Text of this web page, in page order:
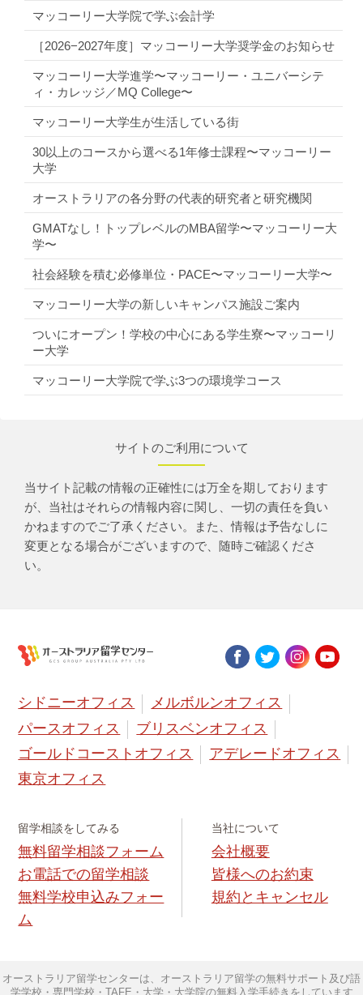
マッコーリー大学院で学ぶ会計学
［2026−2027年度］マッコーリー大学奨学金のお知らせ
マッコーリー大学進学〜マッコーリー・ユニバーシテ
ィ・カレッジ／MQ College〜
マッコーリー大学生が生活している街
30以上のコースから選べる1年修士課程〜マッコーリー
大学
オーストラリアの各分野の代表的研究者と研究機関
GMATなし！トップレベルのMBA留学〜マッコーリー大
学〜
社会経験を積む必修単位・PACE〜マッコーリー大学〜
マッコーリー大学の新しいキャンパス施設ご案内
ついにオープン！学校の中心にある学生寮〜マッコーリ
ー大学
マッコーリー大学院で学ぶ3つの環境学コース
サイトのご利用について
当サイト記載の情報の正確性には万全を期しております
が、当社はそれらの情報内容に関し、一切の責任を負い
かねますのでご了承ください。また、情報は予告なしに
変更となる場合がございますので、随時ご確認くださ
い。
シドニーオフィス
メルボルンオフィス
パースオフィス
ブリスベンオフィス
ゴールドコーストオフィス
アデレードオフィス
東京オフィス
留学相談をしてみる
無料留学相談フォーム
お電話での留学相談
無料学校申込みフォー
ム
当社について
会社概要
皆様へのお約束
規約とキャンセル
オーストラリア留学センターは、オーストラリア留学の無料サポート及び語
学学校・専門学校・TAFE・大学・大学院の無料入学手続きをしています